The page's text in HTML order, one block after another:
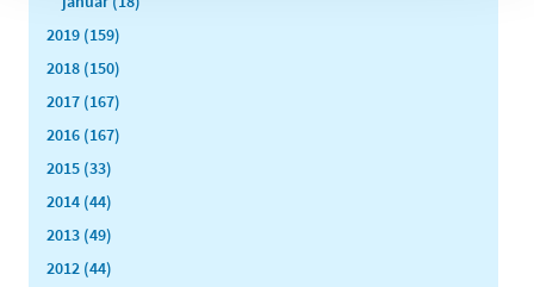
2019 (159)
2018 (150)
2017 (167)
2016 (167)
2015 (33)
2014 (44)
2013 (49)
2012 (44)